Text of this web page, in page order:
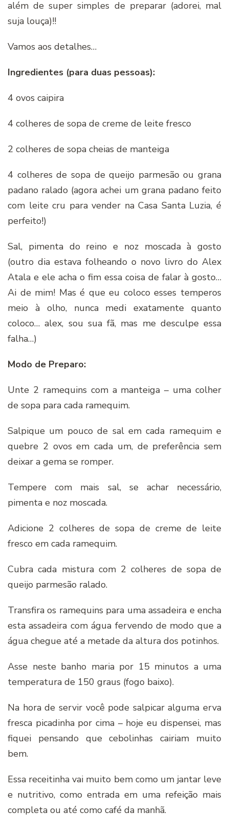
além de super simples de preparar (adorei, mal
suja louça)!!
Vamos aos detalhes…
Ingredientes (para duas pessoas):
4 ovos caipira
4 colheres de sopa de creme de leite fresco
2 colheres de sopa cheias de manteiga
4 colheres de sopa de queijo parmesão ou grana
padano ralado (agora achei um grana padano feito
com leite cru para vender na Casa Santa Luzia, é
perfeito!)
Sal, pimenta do reino e noz moscada à gosto
(outro dia estava folheando o novo livro do Alex
Atala e ele acha o fim essa coisa de falar à gosto…
Ai de mim! Mas é que eu coloco esses temperos
meio à olho, nunca medi exatamente quanto
coloco… alex, sou sua fã, mas me desculpe essa
falha…)
Modo de Preparo:
Unte 2 ramequins com a manteiga – uma colher
de sopa para cada ramequim.
Salpique um pouco de sal em cada ramequim e
quebre 2 ovos em cada um, de preferência sem
deixar a gema se romper.
Tempere com mais sal, se achar necessário,
pimenta e noz moscada.
Adicione 2 colheres de sopa de creme de leite
fresco em cada ramequim.
Cubra cada mistura com 2 colheres de sopa de
queijo parmesão ralado.
Transfira os ramequins para uma assadeira e encha
esta assadeira com água fervendo de modo que a
água chegue até a metade da altura dos potinhos.
Asse neste banho maria por 15 minutos a uma
temperatura de 150 graus (fogo baixo).
Na hora de servir você pode salpicar alguma erva
fresca picadinha por cima – hoje eu dispensei, mas
fiquei pensando que cebolinhas cairiam muito
bem.
Essa receitinha vai muito bem como um jantar leve
e nutritivo, como entrada em uma refeição mais
completa ou até como café da manhã.